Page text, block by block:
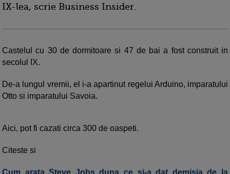
IX-lea, scrie Business Insider.
Castelul cu 30 de dormitoare si 47 de bai a fost construit in
secolul IX.
De-a lungul vremii, el i-a apartinut regelui Arduino, imparatului
Otto si imparatului Savoia.
Aici, pot fi cazati circa 300 de oaspeti.
Citeste si